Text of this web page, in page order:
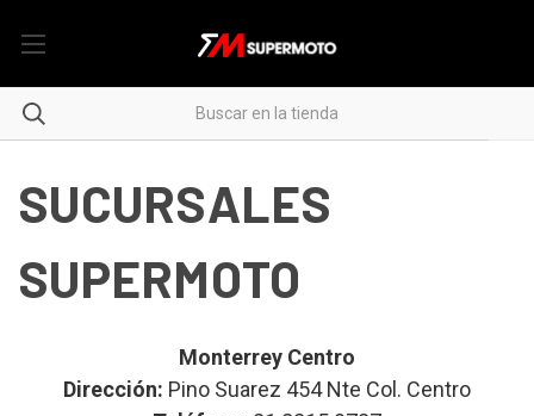
SUCURSALES
SUPERMOTO
Monterrey Centro
Dirección: Pino Suarez 454 Nte Col. Centro